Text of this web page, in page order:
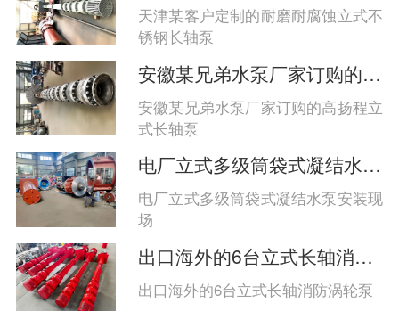
天津某客户定制的耐磨耐腐蚀立式不
锈钢长轴泵
安徽某兄弟水泵厂家订购的高扬程立式长轴泵
安徽某兄弟水泵厂家订购的高扬程立
式长轴泵
电厂立式多级筒袋式凝结水泵安装现场
电厂立式多级筒袋式凝结水泵安装现
场
出口海外的6台立式长轴消防涡轮泵
出口海外的6台立式长轴消防涡轮泵